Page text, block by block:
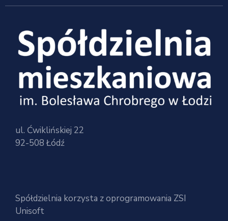
ul. Ćwiklińskiej 22
92-508 Łódź
Spółdzielnia korzysta z oprogramowania ZSI
Unisoft